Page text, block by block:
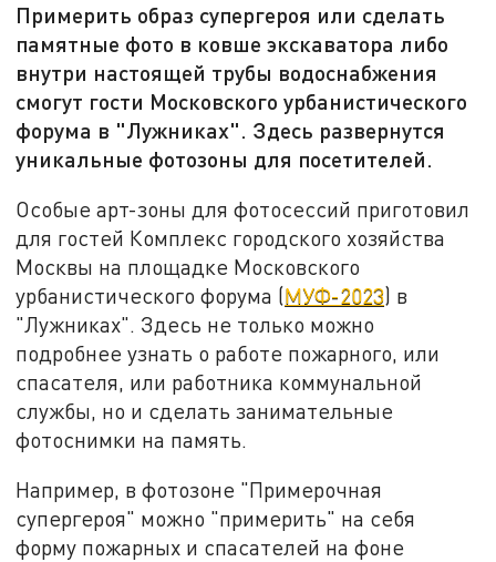
Примерить образ супергероя или сделать
памятные фото в ковше экскаватора либо
внутри настоящей трубы водоснабжения
смогут гости Московского урбанистического
форума в "Лужниках". Здесь развернутся
уникальные фотозоны для посетителей.
Особые арт-зоны для фотосессий приготовил
для гостей Комплекс городского хозяйства
Москвы на площадке Московского
урбанистического форума (МУФ-2023) в
"Лужниках". Здесь не только можно
подробнее узнать о работе пожарного, или
спасателя, или работника коммунальной
службы, но и сделать занимательные
фотоснимки на память.
Например, в фотозоне "Примерочная
супергероя" можно "примерить" на себя
форму пожарных и спасателей на фоне